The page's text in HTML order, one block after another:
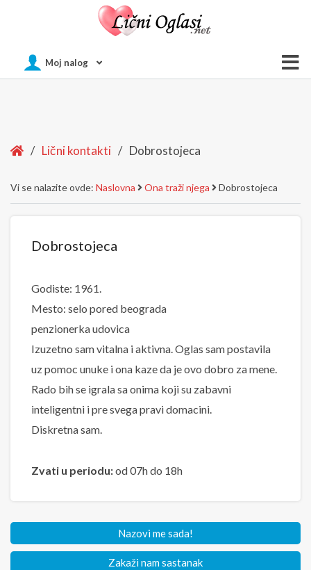
Moj nalog
Home
/ Lični kontakti / Dobrostojeca
Vi se nalazite ovde: Naslovna Ona traži njega Dobrostojeca
Dobrostojeca
Godiste: 1961.
Mesto: selo pored beograda
penzionerka udovica
Izuzetno sam vitalna i aktivna. Oglas sam postavila
uz pomoc unuke i ona kaze da je ovo dobro za mene.
Rado bih se igrala sa onima koji su zabavni
inteligentni i pre svega pravi domacini.
Diskretna sam.
Zvati u periodu:od 07h do 18h
Nazovi me sada!
Zakaži nam sastanak